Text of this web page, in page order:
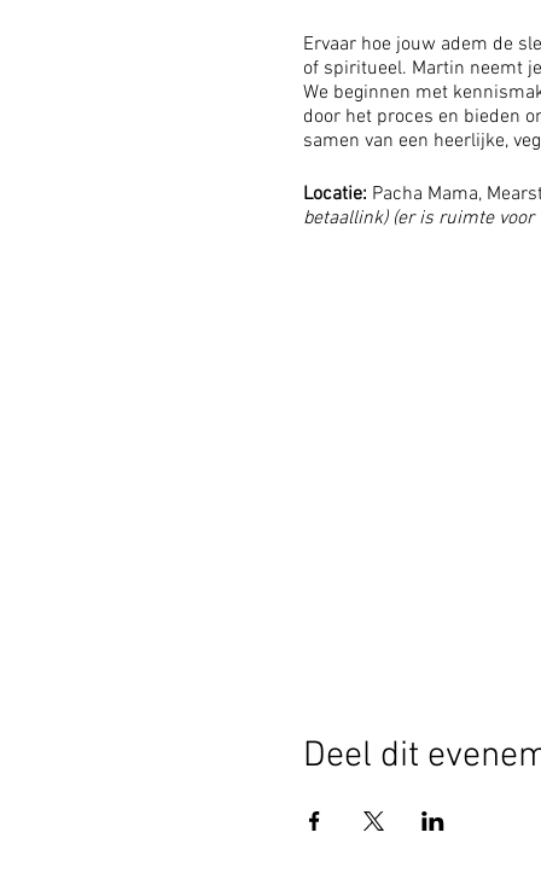
Ervaar hoe jouw adem de
of spiritueel. Martin neemt
We beginnen met
door het proces en bieden
samen van een heerlijke,
Locatie: Pacha Mama,
betaallink) (er is ruimte voor
Deel dit